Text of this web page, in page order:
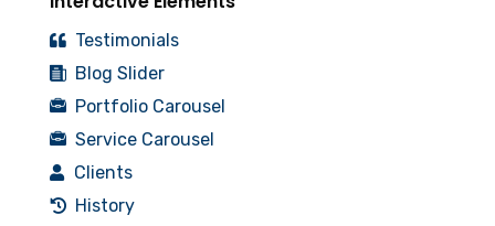
Testimonials
Blog Slider
Portfolio Carousel
Service Carousel
Clients
History